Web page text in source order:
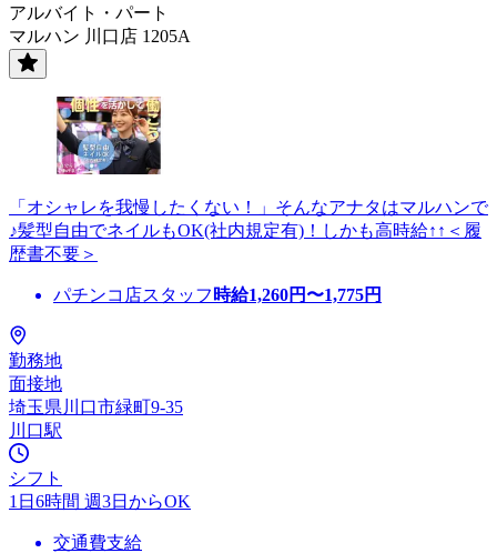
アルバイト・パート
マルハン 川口店 1205A
「オシャレを我慢したくない！」そんなアナタはマルハンで
♪髪型自由でネイルもOK(社内規定有)！しかも高時給↑↑＜履
歴書不要＞
パチンコ店スタッフ 時給1,260円〜1,775円
勤務地
面接地
埼玉県川口市緑町9-35
川口駅
シフト
1日6時間 週3日からOK
交通費支給